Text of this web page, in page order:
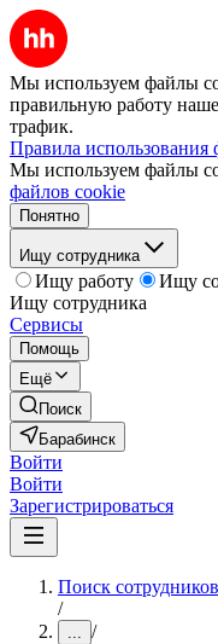
Мы используем файлы
правильную работу
трафик.
Правила использования
Мы используем файлы
файлов cookie
Понятно
Ищу сотрудника
Ищу работу
Ищу
Ищу сотрудника
Сервисы
Помощь
Ещё
Поиск
Барабинск
Войти
Войти
Зарегистрироваться
Поиск
/
... /